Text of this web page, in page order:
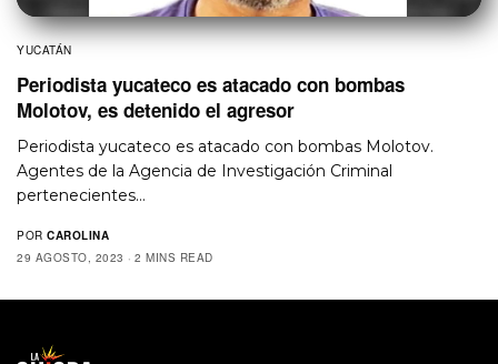
YUCATÁN
Periodista yucateco es atacado con bombas
Molotov, es detenido el agresor
Periodista yucateco es atacado con bombas Molotov.
Agentes de la Agencia de Investigación Criminal
pertenecientes…
POR CAROLINA
29 AGOSTO, 2023
2 MINS READ